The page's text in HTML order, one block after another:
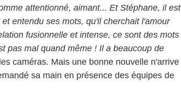
attentionné, aimant... Et Stéphane, il est
entendu ses mots, qu'il cherchait l'amour
fusionnelle et intense, ce sont des mots
pas mal quand même ! Il a beaucoup de
caméras. Mais une bonne nouvelle n'arrive
sa main en présence des équipes de